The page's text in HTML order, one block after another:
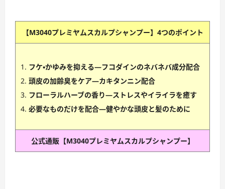
【M3040プレミヤムスカルプシャンプー】4つのポイント
フケ・かゆみを抑える—フコダインのネバネバ成分配合
頭皮の加齢臭をケア—カキタンニン配合
フローラルハーブの香り—ストレスやイライラを癒す
必要なものだけを配合—健やかな頭皮と髪のために
公式通販【M3040プレミヤムスカルプシャンプー】